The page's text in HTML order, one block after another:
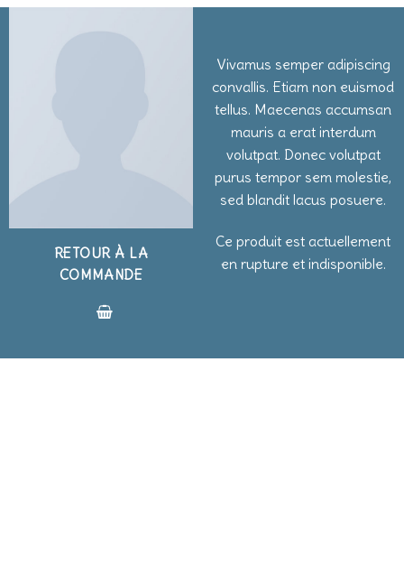
RETOUR À LA
COMMANDE
Vivamus semper adipiscing
convallis. Etiam non euismod
tellus. Maecenas accumsan
mauris a erat interdum
volutpat. Donec volutpat
purus tempor sem molestie,
sed blandit lacus posuere.
Ce produit est actuellement
en rupture et indisponible.